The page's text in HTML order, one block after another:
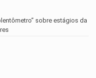
sobre estágios da